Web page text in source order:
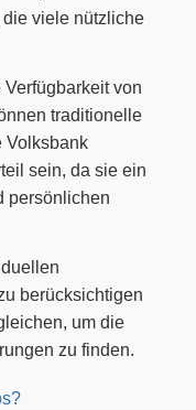
viele nützliche
von
traditionelle
Volksbank
sein, da sie ein
persönlichen
berücksichtigen
um die
zu finden.